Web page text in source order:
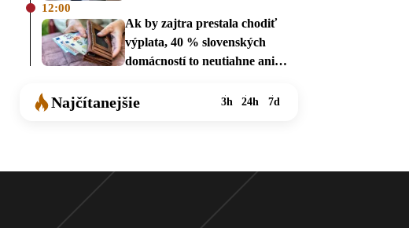
12:00
Ak by zajtra prestala chodiť
výplata, 40 % slovenských
domácností to neutiahne ani
Najčítanejšie 3h 24h 7d